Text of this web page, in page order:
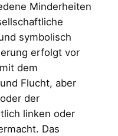
Minderheiten
symbolisch
erfolgt vor
dem
Flucht, aber
der
linken oder
Das